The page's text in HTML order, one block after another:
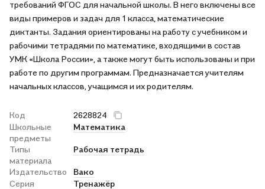
требований ФГОС для начальной школы. В него включены все
виды примеров и задач для 1 класса, математические
диктанты. Задания ориентированы на работу с учебником и
рабочими тетрадями по математике, входящими в состав
УМК «Школа России», а также могут быть использованы и при
работе по другим программам. Предназначается учителям
начальных классов, учащимся и их родителям.
Код
2628824
Школьные
предметы
Математика
Типы
материала
Рабочая тетрадь
Издательство
Вако
Серия
Тренажёр